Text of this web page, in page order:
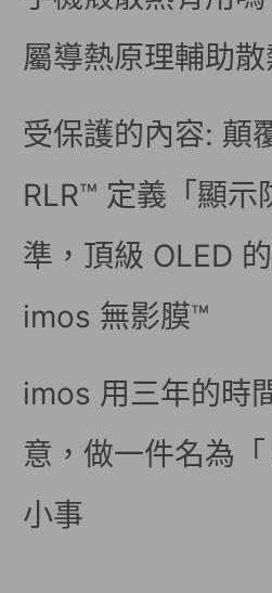
屬導熱原理輔助散
受保護的內容: 顛
RLR™ 定義「顯示
準，頂級 OLED
imos 無影膜™
imos 用三年的時
意，做一件名為
小事